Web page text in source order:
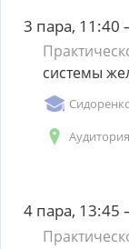
3 пара, 11:40
системы
4 пара, 13:45